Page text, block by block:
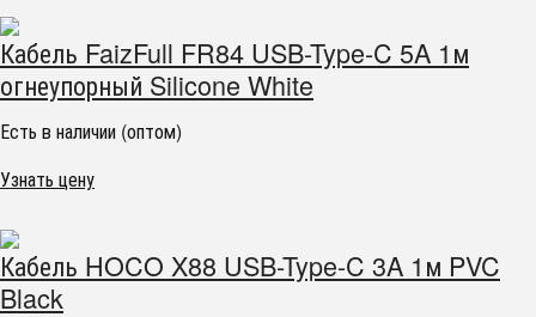
Кабель FaizFull FR84 USB-Type-C 5A 1м
огнеупорный Silicone White
Есть в наличии (оптом)
Узнать цену
Кабель HOCO X88 USB-Type-C 3A 1м PVC
Black